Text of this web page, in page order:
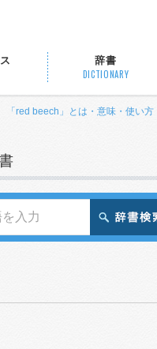
辞書
DICTIONARY
「red beech」とは・意味・使い